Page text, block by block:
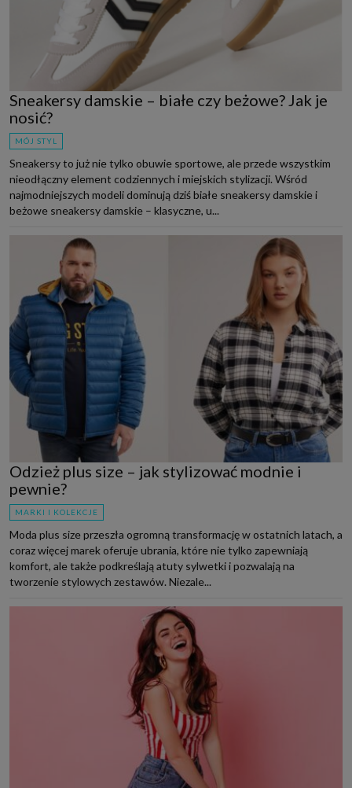
Sneakersy damskie – białe czy beżowe? Jak je
nosić?
MÓJ STYL
Sneakersy to już nie tylko obuwie sportowe, ale przede wszystkim
nieodłączny element codziennych i miejskich stylizacji. Wśród
najmodniejszych modeli dominują dziś białe sneakersy damskie i
beżowe sneakersy damskie – klasyczne, u...
Odzież plus size – jak stylizować modnie i
pewnie?
MARKI I KOLEKCJE
Moda plus size przeszła ogromną transformację w ostatnich latach, a
coraz więcej marek oferuje ubrania, które nie tylko zapewniają
komfort, ale także podkreślają atuty sylwetki i pozwalają na
tworzenie stylowych zestawów. Niezale...